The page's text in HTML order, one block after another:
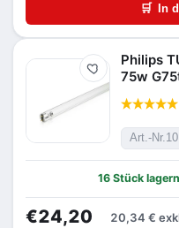
🛒 In
Merken
Philips
75w
Art.-Nr.
16 Stück
€24,20 20,34 €